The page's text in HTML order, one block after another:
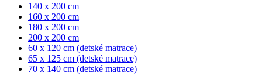
140 x 200 cm
160 x 200 cm
180 x 200 cm
200 x 200 cm
60 x 120 cm (detské matrace)
65 x 125 cm (detské matrace)
70 x 140 cm (detské matrace)